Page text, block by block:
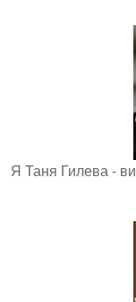
Я Таня Гилева -